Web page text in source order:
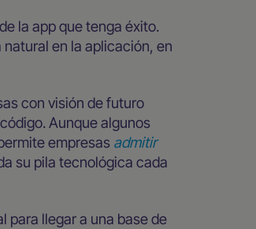
la app que tenga éxito.
en la aplicación, en
con visión de futuro
Aunque algunos
empresas admitir
su pila tecnológica cada
para llegar a una base de